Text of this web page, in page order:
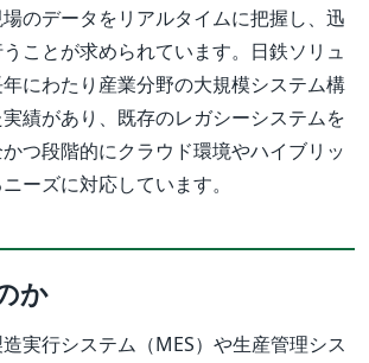
のデータをリアルタイムに把握し、迅
ことが求められています。日鉄ソリュ
にわたり産業分野の大規模システム構
績があり、既存のレガシーシステムを
つ段階的にクラウド環境やハイブリッ
ーズに対応しています。
か
実行システム（MES）や生産管理シス